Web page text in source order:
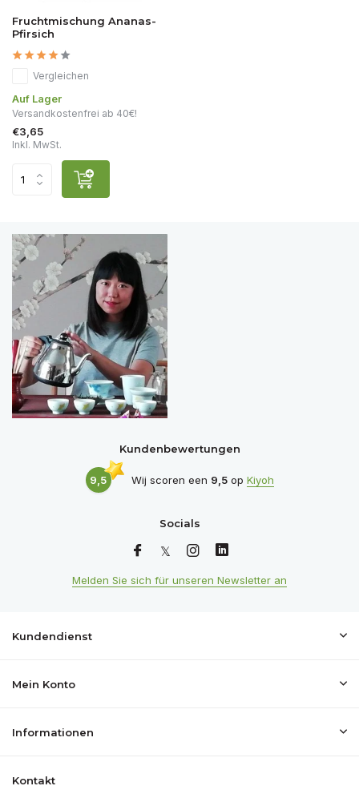
Fruchtmischung Ananas-
Pfirsich
Vergleichen
Auf Lager
Versandkostenfrei ab 40€!
€3,65
Inkl. MwSt.
Kundenbewertungen
9,5 Wij scoren een 9,5op Kiyoh
Socials
Melden Sie sich für unseren Newsletter an
Kundendienst
Mein Konto
Informationen
Kontakt